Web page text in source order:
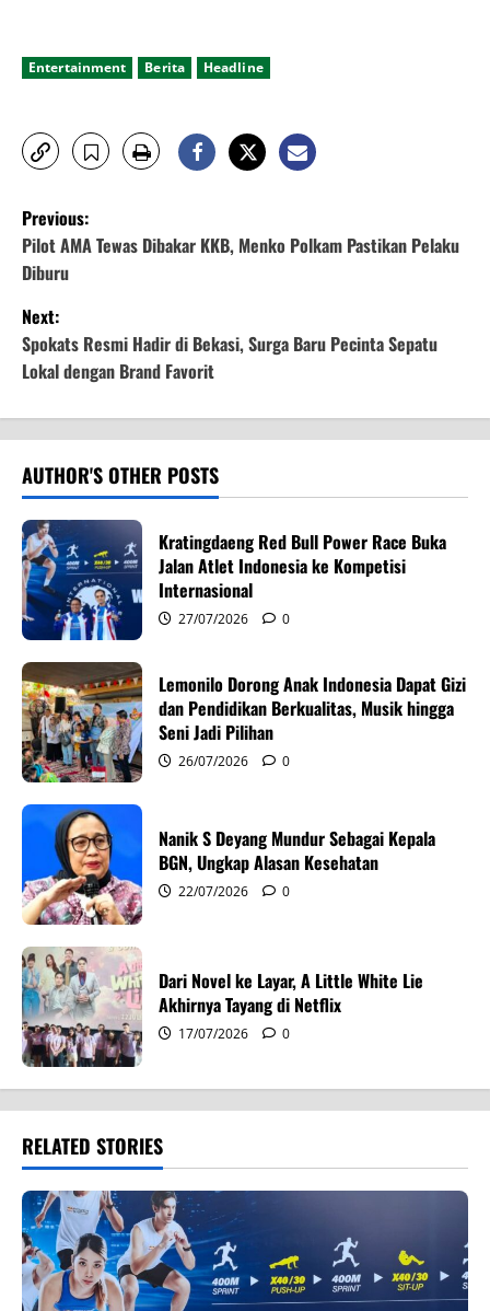
Entertainment Berita Headline
P
o
s
t
n
a
v
i
g
a
t
i
o
n
Previous:
Pilot AMA Tewas Dibakar KKB, Menko Polkam Pastikan Pelaku
Diburu
Next:
Spokats Resmi Hadir di Bekasi, Surga Baru Pecinta Sepatu
Lokal dengan Brand Favorit
AUTHOR'S OTHER POSTS
Kratingdaeng Red Bull Power Race Buka
Jalan Atlet Indonesia ke Kompetisi
Internasional
27/07/2026 0
Lemonilo Dorong Anak Indonesia Dapat Gizi
dan Pendidikan Berkualitas, Musik hingga
Seni Jadi Pilihan
26/07/2026 0
Nanik S Deyang Mundur Sebagai Kepala
BGN, Ungkap Alasan Kesehatan
22/07/2026 0
Dari Novel ke Layar, A Little White Lie
Akhirnya Tayang di Netflix
17/07/2026 0
RELATED STORIES